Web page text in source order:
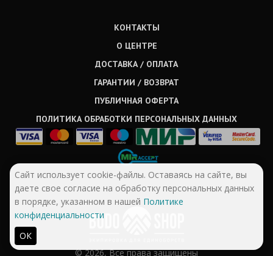
КОНТАКТЫ
О ЦЕНТРЕ
ДОСТАВКА / ОПЛАТА
ГАРАНТИИ / ВОЗВРАТ
ПУБЛИЧНАЯ ОФЕРТА
ПОЛИТИКА ОБРАБОТКИ ПЕРСОНАЛЬНЫХ ДАННЫХ
© 2026, Все права защищены
Сайт использует cookie-файлы. Оставаясь на сайте, вы
даете свое согласие на обработку персональных данных
в порядке, указанном в нашей Политике
конфиденциальности
ОК